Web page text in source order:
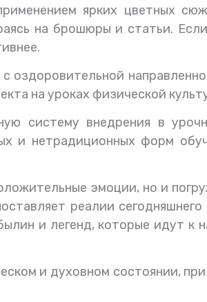
ярких цветных
на брошюры и статьи.
оздоровительной
на уроках физической
систему внедрения в
и нетрадиционных форм
эмоции, но и
реалии сегодняшнего
и легенд, которые идут к
и духовном состоянии,